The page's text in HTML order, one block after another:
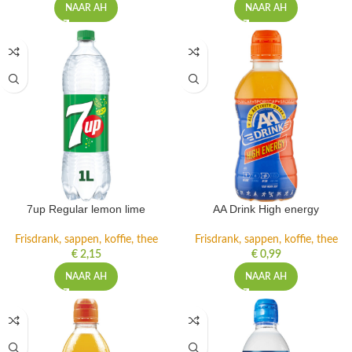
NAAR AH NAAR AH
7up Regular lemon lime
Frisdrank, sappen, koffie, thee
€2,15
NAAR AH
AA Drink High energy
Frisdrank, sappen, koffie, thee
€0,99
NAAR AH